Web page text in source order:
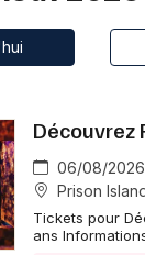
Découvrez
06/08/
Prison
Tickets pour
ans